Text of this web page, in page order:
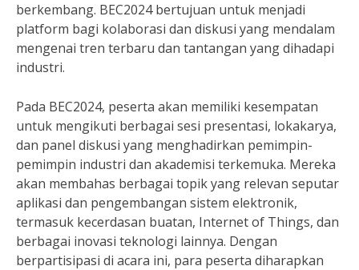
berkembang. BEC2024 bertujuan untuk menjadi
platform bagi kolaborasi dan diskusi yang mendalam
mengenai tren terbaru dan tantangan yang dihadapi
industri.
Pada BEC2024, peserta akan memiliki kesempatan
untuk mengikuti berbagai sesi presentasi, lokakarya,
dan panel diskusi yang menghadirkan pemimpin-
pemimpin industri dan akademisi terkemuka. Mereka
akan membahas berbagai topik yang relevan seputar
aplikasi dan pengembangan sistem elektronik,
termasuk kecerdasan buatan, Internet of Things, dan
berbagai inovasi teknologi lainnya. Dengan
berpartisipasi di acara ini, para peserta diharapkan